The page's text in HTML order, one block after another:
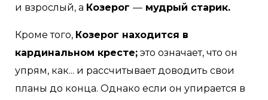
и взрослый, а Козерог — мудрый старик.
Кроме того, Козерог находится в
кардинальном кресте; это означает, что он
упрям, как... и рассчитывает доводить свои
планы до конца. Однако если он упирается в